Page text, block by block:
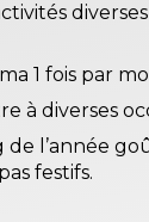
1 fois par
à diverses
l’année
festifs.